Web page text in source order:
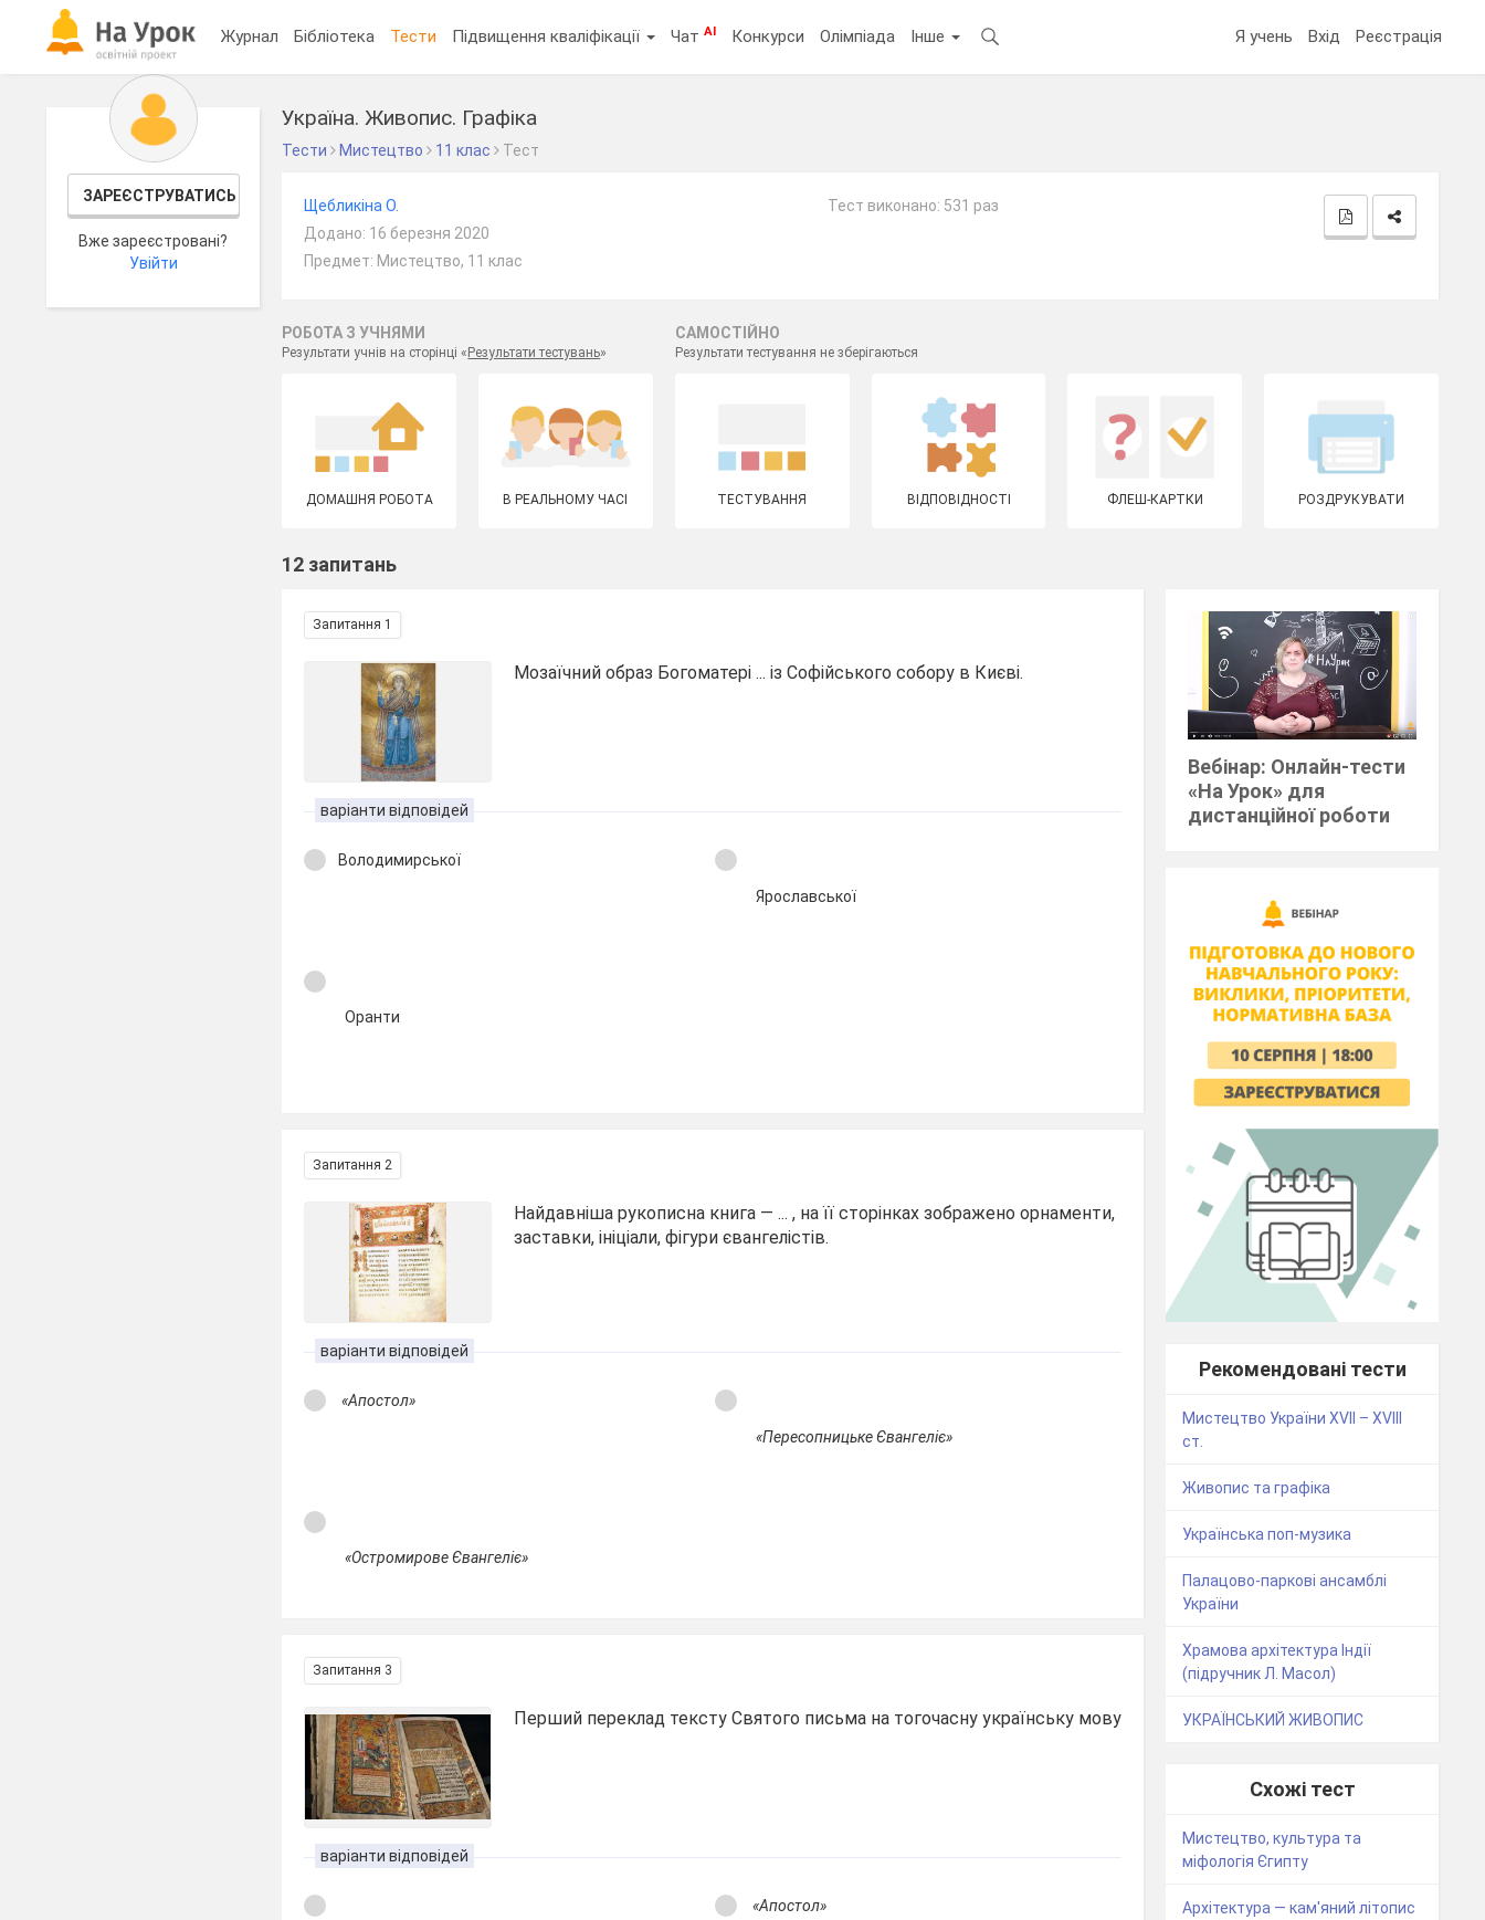
Журнал Бібліотека Тести Підвищення кваліфікації ЧатAI Конкурси Олімпіада Інше Я учень Вхід Реєстрація
ЗАРЕЄСТРУВАТИСЬ
Вже зареєстровані?
Увійти
Україна. Живопис. Графіка
Тести Мистецтво 11 клас Тест
Щебликіна О.
Додано: 16 березня 2020
Предмет: Мистецтво, 11 клас
Тест виконано: 531 раз
РОБОТА З УЧНЯМИ
Результати учнів на сторінці « Результати тестувань»
САМОСТІЙНО
Результати тестування не зберігаються
ДОМАШНЯ РОБОТА В РЕАЛЬНОМУ ЧАСІ ТЕСТУВАННЯ ВІДПОВІДНОСТІ ФЛЕШ-КАРТКИ РОЗДРУКУВАТИ
12 запитань
Запитання 1
Мозаїчний образ Богоматері ... із Софійського собору в Києві.
варіанти відповідей
Володимирської
Ярославської
Оранти
Запитання 2
Найдавніша рукописна книга — ... , на її сторінках зображено орнаменти,
заставки, ініціали, фігури євангелістів.
варіанти відповідей
«Апостол»
«Пересопницьке Євангеліє»
«Остромирове Євангеліє»
Запитання 3
Перший переклад тексту Святого письма на тогочасну українську мову
варіанти відповідей
«Апостол»
Вебінар: Онлайн-тести
«На Урок» для
дистанційної роботи
Рекомендовані тести
Мистецтво України XVII – XVIII
ст.
Живопис та графіка
Українська поп-музика
Палацово-паркові ансамблі
України
Храмова архітектура Індії
(підручник Л. Масол)
УКРАЇНСЬКИЙ ЖИВОПИС
Схожі тест
Мистецтво, культура та
міфологія Єгипту
Архітектура — кам'яний літопис